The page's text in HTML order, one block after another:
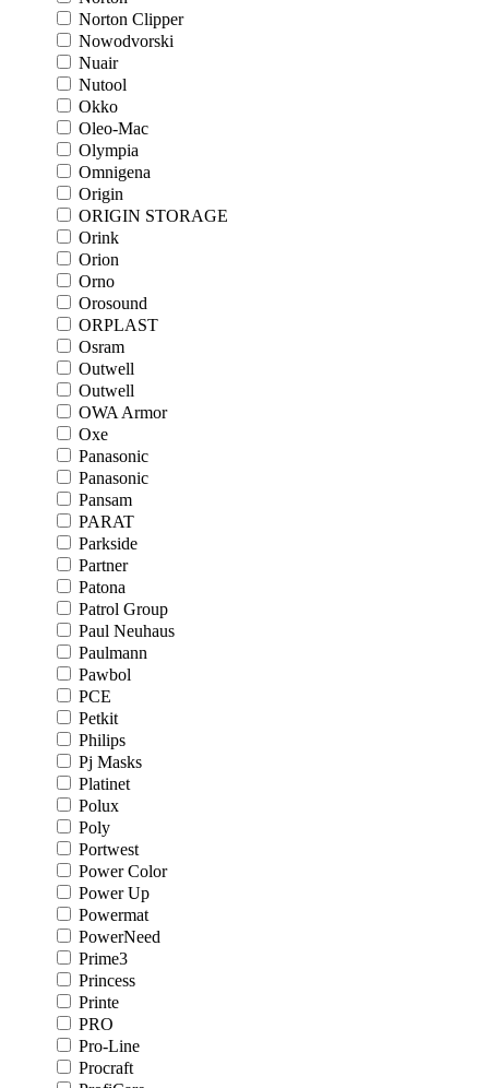
Norton Clipper
Nowodvorski
Nuair
Nutool
Okko
Oleo-Mac
Olympia
Omnigena
Origin
ORIGIN STORAGE
Orink
Orion
Orno
Orosound
ORPLAST
Osram
Outwell
Outwell
OWA Armor
Oxe
Panasonic
Panasonic
Pansam
PARAT
Parkside
Partner
Patona
Patrol Group
Paul Neuhaus
Paulmann
Pawbol
PCE
Petkit
Philips
Pj Masks
Platinet
Polux
Poly
Portwest
Power Color
Power Up
Powermat
PowerNeed
Prime3
Princess
Printe
PRO
Pro-Line
Procraft